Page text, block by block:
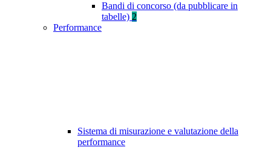
Bandi di concorso (da pubblicare in
tabelle) 2
Performance
Sistema di misurazione e valutazione della
performance